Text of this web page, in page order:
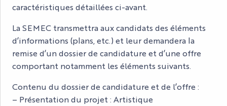
caractéristiques détaillées ci-avant.
La SEMEC transmettra aux candidats des éléments
d’informations (plans, etc.) et leur demandera la
remise d’un dossier de candidature et d’une offre
comportant notamment les éléments suivants.
Contenu du dossier de candidature et de l’offre :
– Présentation du projet : Artistique